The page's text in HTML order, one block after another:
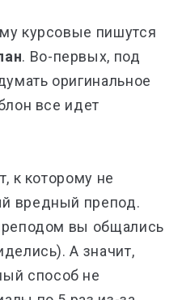
курсовые пишутся
. Во-первых, под
оригинальное
все идет
к которому не
вредный препод.
вы общались
А значит,
способ не